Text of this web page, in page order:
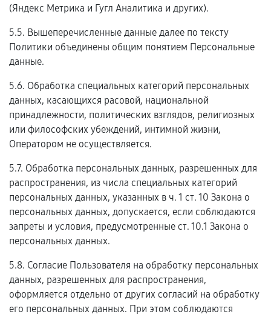
(Яндекс Метрика и Гугл Аналитика и других).
5.5. Вышеперечисленные данные далее по тексту
Политики объединены общим понятием Персональные
данные.
5.6. Обработка специальных категорий персональных
данных, касающихся расовой, национальной
принадлежности, политических взглядов, религиозных
или философских убеждений, интимной жизни,
Оператором не осуществляется.
5.7. Обработка персональных данных, разрешенных для
распространения, из числа специальных категорий
персональных данных, указанных в ч. 1 ст. 10 Закона о
персональных данных, допускается, если соблюдаются
запреты и условия, предусмотренные ст. 10.1 Закона о
персональных данных.
5.8. Согласие Пользователя на обработку персональных
данных, разрешенных для распространения,
оформляется отдельно от других согласий на обработку
его персональных данных. При этом соблюдаются